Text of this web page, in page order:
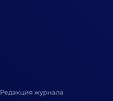
Редакция журнала